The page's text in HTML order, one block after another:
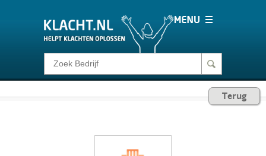
Klacht melden
Terug